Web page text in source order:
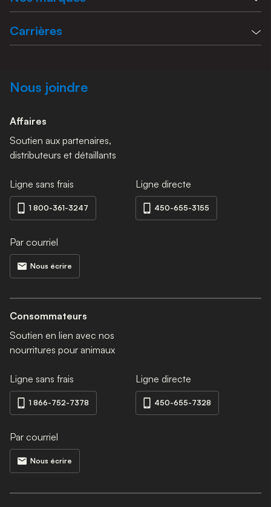
Carrières
Nous joindre
Affaires
Soutien aux partenaires,
distributeurs et détaillants
Ligne sans frais
1 800-361-3247
Ligne directe
450-655-3155
Par courriel
Nous écrire
Consommateurs
Soutien en lien avec nos
nourritures pour animaux
Ligne sans frais
1 866-752-7378
Ligne directe
450-655-7328
Par courriel
Nous écrire